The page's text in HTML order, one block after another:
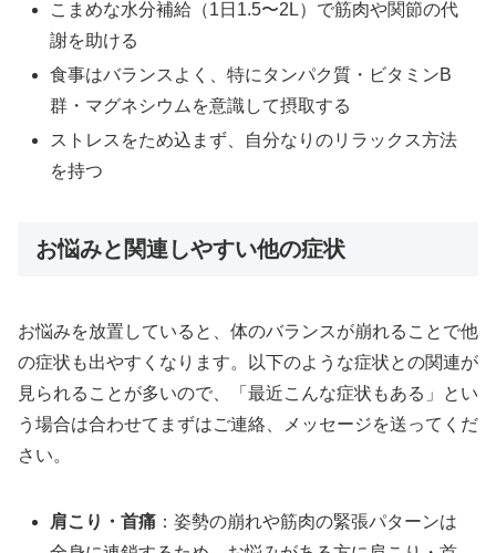
こまめな水分補給（1日1.5〜2L）で筋肉や関節の代
謝を助ける
食事はバランスよく、特にタンパク質・ビタミンB
群・マグネシウムを意識して摂取する
ストレスをため込まず、自分なりのリラックス方法
を持つ
お悩みと関連しやすい他の症状
お悩みを放置していると、体のバランスが崩れることで他
の症状も出やすくなります。以下のような症状との関連が
見られることが多いので、「最近こんな症状もある」とい
う場合は合わせてまずはご連絡、メッセージを送ってくだ
さい。
肩こり・首痛 ：姿勢の崩れや筋肉の緊張パターンは